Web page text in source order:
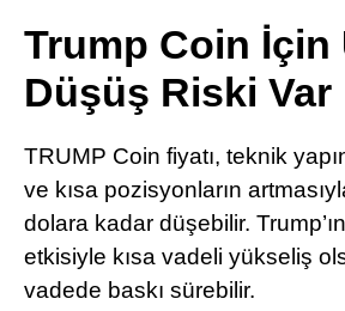
Trump Coin İçin
Düşüş Riski Var
TRUMP Coin fiyatı, teknik
ve kısa pozisyonların
dolara kadar düşebilir.
etkisiyle kısa vadeli yükseliş
vadede baskı sürebilir.